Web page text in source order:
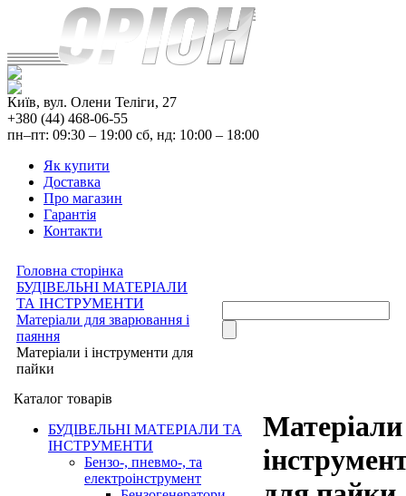
Київ, вул. Олени Теліги, 27
+380 (44) 468-06-55
пн–пт: 09:30 – 19:00 сб, нд: 10:00 – 18:00
Як купити
Доставка
Про магазин
Гарантія
Контакти
Головна сторінка
БУДІВЕЛЬНІ МАТЕРІАЛИ
ТА ІНСТРУМЕНТИ
Матеріали для зварювання і
паяння
Матеріали і інструменти для
пайки
Каталог товарів
БУДІВЕЛЬНІ МАТЕРІАЛИ ТА
ІНСТРУМЕНТИ
Бензо-, пневмо-, та
електроінструмент
Матеріали